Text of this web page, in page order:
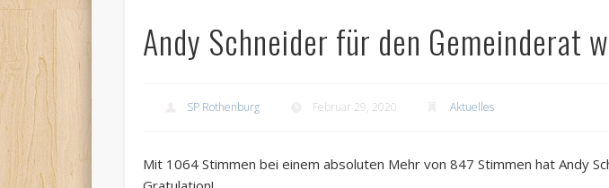
Andy Schneider für den Gemeinderat
SP Rothenburg Februar 29, 2020 Aktuelles
Mit 1064 Stimmen bei einem absoluten Mehr von 847 Stimmen hat Andy